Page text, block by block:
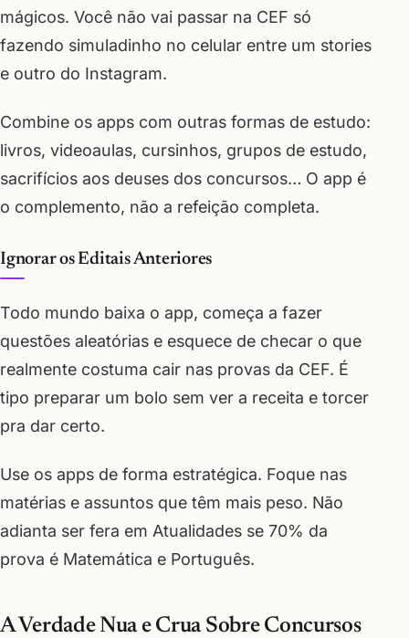
mágicos. Você não vai passar na CEF só
fazendo simuladinho no celular entre um stories
e outro do Instagram.
Combine os apps com outras formas de estudo:
livros, videoaulas, cursinhos, grupos de estudo,
sacrifícios aos deuses dos concursos… O app é
o complemento, não a refeição completa.
Ignorar os Editais Anteriores
Todo mundo baixa o app, começa a fazer
questões aleatórias e esquece de checar o que
realmente costuma cair nas provas da CEF. É
tipo preparar um bolo sem ver a receita e torcer
pra dar certo.
Use os apps de forma estratégica. Foque nas
matérias e assuntos que têm mais peso. Não
adianta ser fera em Atualidades se 70% da
prova é Matemática e Português.
A Verdade Nua e Crua Sobre Concursos